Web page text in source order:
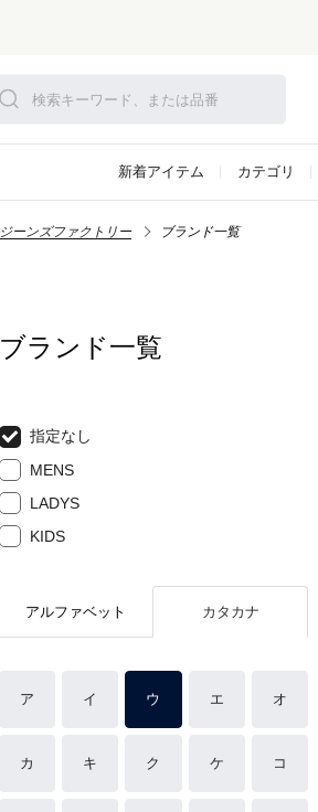
新着アイテム カテゴリ
ジーンズファクトリー ブランド一覧
ブランド一覧
指定なし
MENS
LADYS
KIDS
アルファベット カタカナ
ア イ ウ エ オ
カ キ ク ケ コ